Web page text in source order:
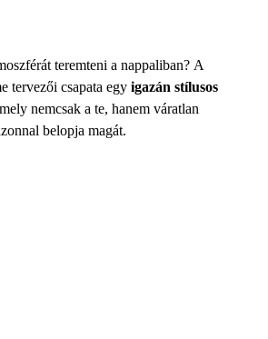
teremteni a nappaliban? A
tervezői csapata egy igazán stílusos
nemcsak a te, hanem váratlan
belopja magát.